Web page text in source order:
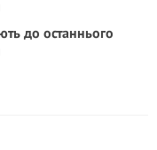
до останнього